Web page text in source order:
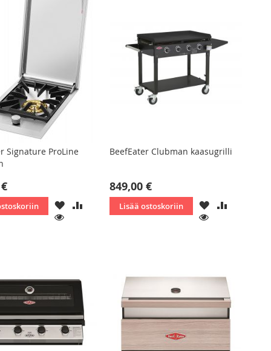
Signature ProLine
LISÄÄ
TOIVELISTAAN
LISÄÄ
VERTAILUUN
KATSO
BeefEater Clubman kaasugrilli
849,00 €
Lisää ostoskoriin
LISÄÄ
TOIVELISTAAN
LISÄÄ
KATSO